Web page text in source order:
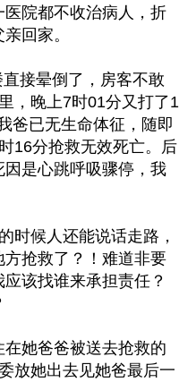
院都不收治病人，折
回家。
接晕倒了，房客不敢
，晚上7时01分又打了1
爸已无生命体征，随即
16分抢救无效死亡。后
是心跳呼吸骤停，我
时候人还能说话走路，
抢救了？！难道非要
该找谁来承担责任？
她爸爸被送去抢救的
放她出去见她爸最后一